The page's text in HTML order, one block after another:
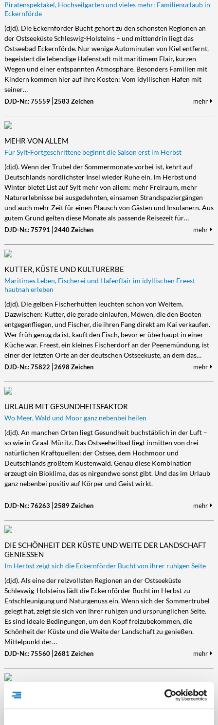
Piratenspektakel, Hochseilgarten und vieles mehr: Familienurlaub in
Eckernförde
(djd). Die Eckernförder Bucht gehört zu den schönsten Regionen an
der Ostseeküste Schleswig-Holsteins – und mittendrin liegt das
Ostseebad Eckernförde. Nur wenige Autominuten von Kiel entfernt,
begeistert die lebendige Hafenstadt mit maritimem Flair, kurzen
Wegen und einer entspannten Atmosphäre. Besonders Familien mit
Kindern kommen hier auf ihre Kosten: Vom idyllischen Hafen mit
seiner…
DJD-Nr.: 75559 2583 Zeichen mehr
MEHR VON ALLEM
Für Sylt-Fortgeschrittene beginnt die Saison erst im Herbst
(djd). Wenn der Trubel der Sommermonate vorbei ist, kehrt auf
Deutschlands nördlichster Insel wieder Ruhe ein. Im Herbst und
Winter bietet List auf Sylt mehr von allem: mehr Freiraum, mehr
Naturerlebnisse bei ausgedehnten, einsamen Strandspaziergängen
und auch mehr Zeit für einen Plausch von Gästen und Insulanern. Aus
gutem Grund gelten diese Monate als passende Reisezeit für…
DJD-Nr.: 75791 2440 Zeichen mehr
KUTTER, KÜSTE UND KULTURERBE
Maritimes Leben, Fischerei und Hafenflair im idyllischen Freest
hautnah erleben
(djd). Die gelben Fischerhütten leuchten schon von Weitem.
Dazwischen: Kutter, die gerade einlaufen, Möwen, die den Booten
entgegenfliegen, und Fischer, die ihren Fang direkt am Kai verkaufen.
Wer früh genug da ist, kauft den Fisch, bevor er überhaupt in einer
Küche war. Freest, ein kleines Fischerdorf an der Peenemündung, ist
einer der letzten Orte an der deutschen Ostseeküste, an dem das…
DJD-Nr.: 75822 2698 Zeichen mehr
URLAUB MIT GESUNDHEITSFAKTOR
Wo Meer, Wald und Moor ganz nebenbei heilen
(djd). An manchen Orten liegt Gesundheit buchstäblich in der Luft –
so wie in Graal-Müritz. Das Ostseeheilbad liegt inmitten von drei
natürlichen Kraftquellen: der Ostsee, dem Hochmoor und
Deutschlands größtem Küstenwald. Genau diese Kombination
erzeugt ein Bioklima, das es nirgendwo sonst gibt. Und das im Urlaub
ganz nebenbei positiv auf Körper und Geist wirkt.
DJD-Nr.: 76263 2589 Zeichen mehr
DIE SCHÖNHEIT DER KÜSTE UND WEITE DER LANDSCHAFT
GENIESSEN
Im Herbst zeigt sich die Eckernförder Bucht von ihrer ruhigen Seite
(djd). Als eine der reizvollsten Regionen an der Ostseeküste
Schleswig-Holsteins lädt die Eckernförder Bucht im Herbst zu
Entschleunigung und Naturgenuss ein. Wenn sich der Sommertrubel
gelegt hat, zeigt sie sich von ihrer ruhigen und ursprünglichen Seite.
Es sind ideale Bedingungen, um den Kopf freizubekommen, die
Schönheit der Küste und die Weite der Landschaft zu genießen.
Mittelpunkt der…
DJD-Nr.: 75560 2681 Zeichen mehr
MOIN WEITE. MOIN RUHE. MOIN OSTFRIESLAND.
Rad, Kanu und Gastfreundschaft im südlichen Ostfriesland